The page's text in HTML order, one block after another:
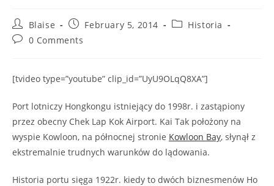
Post
author:
Blaise
Post
published:
February 5, 2014
PostHistoria
Post0 Comments
[tvideo type=”youtube” clip_id=”UyU9OLqQ8XA”]
Port lotniczy Hongkongu istniejący do 1998r. i zastąpiony
przez obecny Chek Lap Kok Airport. Kai Tak położony na
wyspie Kowloon, na północnej stronie Kowloon Bay, słynął z
ekstremalnie trudnych warunków do lądowania.
Historia portu sięga 1922r. kiedy to dwóch biznesmenów Ho